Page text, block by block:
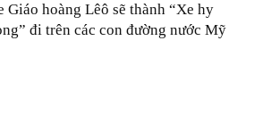
Giáo hoàng Lêô sẽ thành “Xe hy
đi trên các con đường nước Mỹ